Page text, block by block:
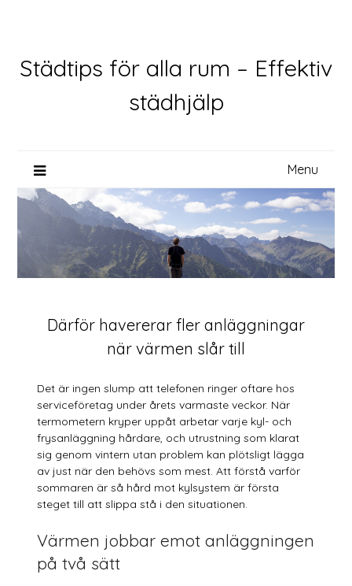
Städtips för alla rum – Effektiv
städhjälp
Menu
Därför havererar fler anläggningar
när värmen slår till
Det är ingen slump att telefonen ringer oftare hos
serviceföretag under årets varmaste veckor. När
termometern kryper uppåt arbetar varje kyl- och
frysanläggning hårdare, och utrustning som klarat
sig genom vintern utan problem kan plötsligt lägga
av just när den behövs som mest. Att förstå varför
sommaren är så hård mot kylsystem är första
steget till att slippa stå i den situationen.
Värmen jobbar emot anläggningen
på två sätt